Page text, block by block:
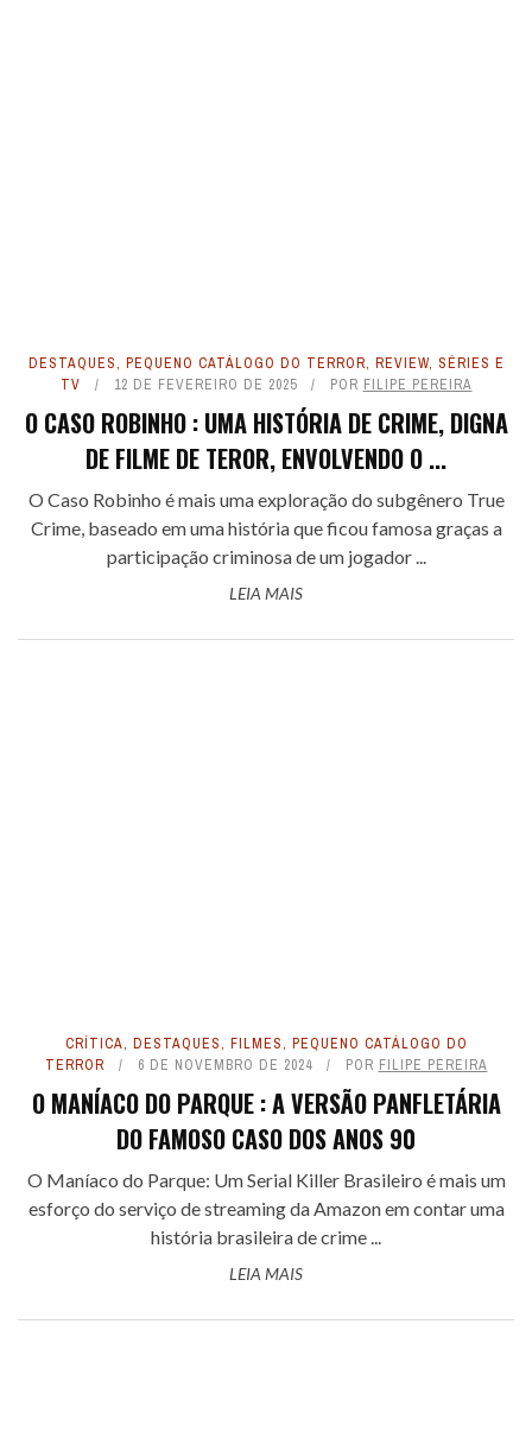
DESTAQUES, PEQUENO CATÁLOGO DO TERROR, REVIEW, SÉRIES E
TV
12 DE FEVEREIRO DE 2025 POR FILIPE PEREIRA
O CASO ROBINHO : UMA HISTÓRIA DE CRIME, DIGNA
DE FILME DE TEROR, ENVOLVENDO O ...
O Caso Robinho é mais uma exploração do subgênero True
Crime, baseado em uma história que ficou famosa graças a
participação criminosa de um jogador ...
LEIA MAIS
CRÍTICA, DESTAQUES, FILMES, PEQUENO CATÁLOGO DO
TERROR
6 DE NOVEMBRO DE 2024 POR FILIPE PEREIRA
O MANÍACO DO PARQUE : A VERSÃO PANFLETÁRIA
DO FAMOSO CASO DOS ANOS 90
O Maníaco do Parque: Um Serial Killer Brasileiro é mais um
esforço do serviço de streaming da Amazon em contar uma
história brasileira de crime ...
LEIA MAIS